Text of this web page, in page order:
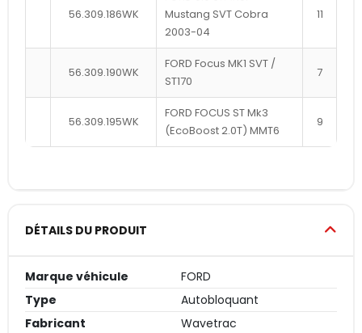
56.309.186WK
Mustang SVT Cobra
2003-04
11
56.309.190WK
FORD Focus MK1 SVT /
ST170
7
56.309.195WK
FORD FOCUS ST Mk3
(EcoBoost 2.0T) MMT6
9
DÉTAILS DU PRODUIT
Marque véhicule
FORD
Type
Autobloquant
Fabricant
Wavetrac